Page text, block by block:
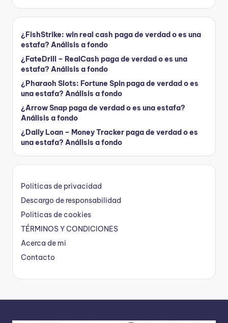
¿FishStrike: win real cash paga de verdad o es una
estafa? Análisis a fondo
¿FateDrill – RealCash paga de verdad o es una
estafa? Análisis a fondo
¿Pharaoh Slots: Fortune Spin paga de verdad o es
una estafa? Análisis a fondo
¿Arrow Snap paga de verdad o es una estafa?
Análisis a fondo
¿Daily Loan – Money Tracker paga de verdad o es
una estafa? Análisis a fondo
Politicas de privacidad
Descargo de responsabilidad
Politicas de cookies
TÉRMINOS Y CONDICIONES
Acerca de mi
Contacto